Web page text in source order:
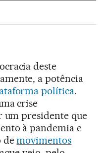
Sociales
deste
a potência
política.
crise
presidente que
à pandemia e
demovimentos